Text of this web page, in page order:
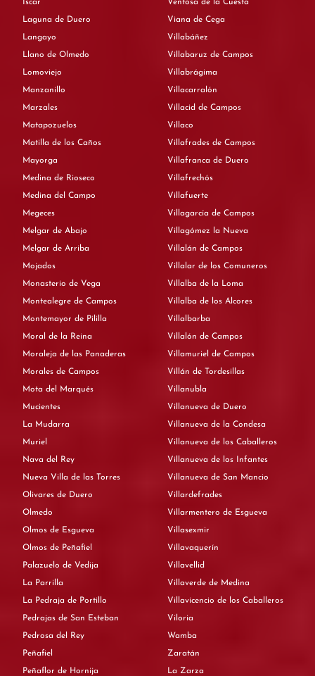
Íscar
Laguna de Duero
Langayo
Llano de Olmedo
Lomoviejo
Manzanillo
Marzales
Matapozuelos
Matilla de los Caños
Mayorga
Medina de Rioseco
Medina del Campo
Megeces
Melgar de Abajo
Melgar de Arriba
Mojados
Monasterio de Vega
Montealegre de Campos
Montemayor de Pililla
Moral de la Reina
Moraleja de las Panaderas
Morales de Campos
Mota del Marqués
Mucientes
La Mudarra
Muriel
Nava del Rey
Nueva Villa de las Torres
Olivares de Duero
Olmedo
Olmos de Esgueva
Olmos de Peñafiel
Palazuelo de Vedija
La Parrilla
La Pedraja de Portillo
Pedrajas de San Esteban
Pedrosa del Rey
Peñafiel
Peñaflor de Hornija
Ventosa de la Cuesta
Viana de Cega
Villabáñez
Villabaruz de Campos
Villabrágima
Villacarralón
Villacid de Campos
Villaco
Villafrades de Campos
Villafranca de Duero
Villafrechós
Villafuerte
Villagarcía de Campos
Villagómez la Nueva
Villalán de Campos
Villalar de los Comuneros
Villalba de la Loma
Villalba de los Alcores
Villalbarba
Villalón de Campos
Villamuriel de Campos
Villán de Tordesillas
Villanubla
Villanueva de Duero
Villanueva de la Condesa
Villanueva de los Caballeros
Villanueva de los Infantes
Villanueva de San Mancio
Villardefrades
Villarmentero de Esgueva
Villasexmir
Villavaquerín
Villavellid
Villaverde de Medina
Villavicencio de los Caballeros
Viloria
Wamba
Zaratán
La Zarza